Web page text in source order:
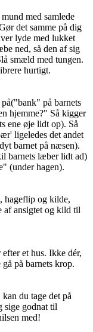
med samlede
det samme på dig
lyde med lukket
ned, så den af sig
smæld med tungen.
hurtigt.
på barnets
hjemme?" Så kigger
ene øje lidt op). Så
ligeledes det andet
barnet på næsen).
barnets læber lidt ad)
(under hagen).
hageflip og kilde,
af ansigtet og kild til
et hus. Ikke dér,
på barnets krop.
du tage det på
sige godnat til
med!